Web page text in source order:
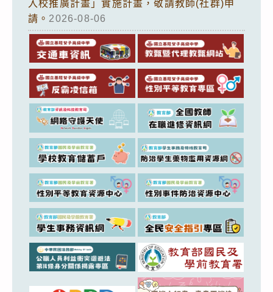
入校推廣計畫」實施計畫，敬請教師(社群)申
請。 2026-08-06